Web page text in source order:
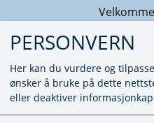
PERSONVERN
Her kan du vurdere og
ønsker å bruke på dette
eller deaktiver